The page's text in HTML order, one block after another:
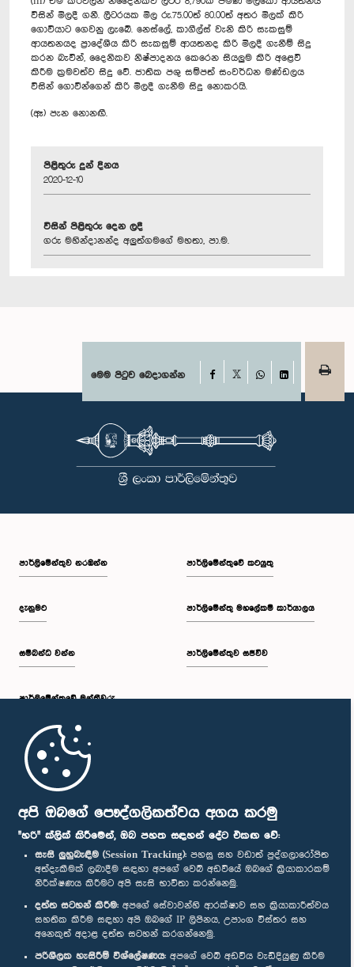
අපි ඔබගේ පෞද්ගලිකත්වය අගය කරමු
"හරි" ක්ලික් කිරීමෙන්, ඔබ පහත සඳහන් දේට එකඟ වේ:
සැසි ලුහුබැඳීම (Session Tracking): පහසු සහ වඩාත් පුද්ගලාරෝපිත
අත්දැකීමක් ලබාදීම සඳහා අපගේ වෙබ් අඩවියේ ඔබගේ ක්‍රියාකාරකම්
නිරීක්ෂණය කිරීමට අපි සැසි භාවිතා කරන්නෙමු.
දත්ත සටහන් කිරීම: අපගේ සේවාවන්හි ආරක්ෂාව සහ ක්‍රියාකාරීත්වය
සහතික කිරීම සඳහා අපි ඔබගේ IP ලිපිනය, උපාංග විස්තර සහ
අනෙකුත් අදාළ දත්ත සටහන් කරගන්නෙමු.
පරිශීලක හැසිරීම් විශ්ලේෂණය: අපගේ වෙබ් අඩවිය වැඩිදියුණු කිරීම
විසින් මිලදී ගනී. ලීටරයක මිල රු.75.00ත් 80.00ත් අතර මිලක් කිරි
ගොවියාට ගෙවනු ලැබේ. නෙස්ලේ, කාගීල්ස් වැනි කිරි සැකසුම්
ආයතනයද ප්‍රාදේශීය කිරි සැකසුම් ආයතනද කිරි මිලදී ගැනීම් සිදු
කරන බැවින්, දෛනිකව නිෂ්පාදනය කෙරෙන සියලුම කිරි අළෙවි
කිරීම ක්‍රමවත්ව සිදු වේ. ජාතික පශු සම්පත් සංවර්ධන මණ්ඩලය
විසින් ගොවීන්ගෙන් කිරි මිලදී ගැනීම සිදු නොකරයි.
(ඈ) පැන නොනඟී.
පිළිතුරු දුන් දිනය
2020-12-10
විසින් පිළිතුරු දෙන ලදී
ගරු මහින්දානන්ද අලුත්ගමගේ මහතා, පා.ම.
මෙම පිටුව බෙදාගන්න Facebook
WhatsAppLinkedIn
පාර්ලි‌මේන්තුව නරඹන්න
දැනුමට
සම්බන්ධ වන්න
පාර්ලි‌මේන්තුවේ මන්ත්‍රීවරු
මුල් පිටුව
පාර්ලිමේන්තුවේ කටයුතු
පාර්ලිමේන්තු මහලේකම් කාර්යාලය
පාර්ලිමේන්තුව සජීවීව
පාර්ලිමේන්තු ජංගම යෙදුම
අප හා සම්බන්ධ වී සිටින්න :
සම්මාන